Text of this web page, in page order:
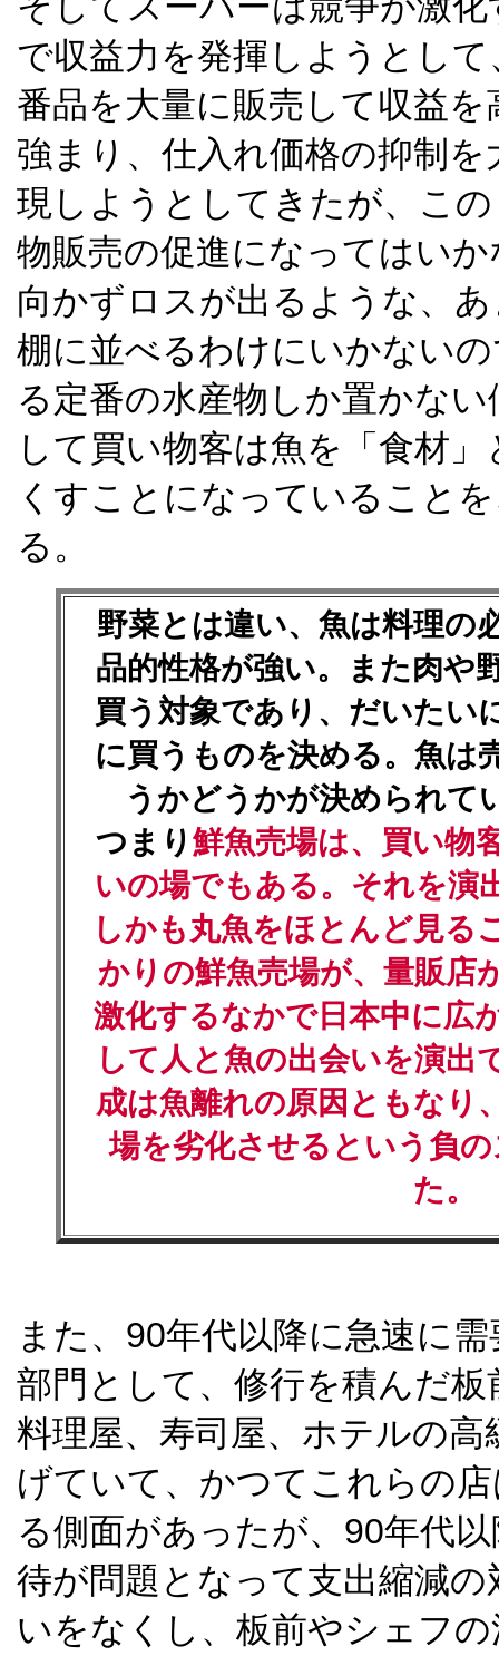
で収益力を発揮しようとし
番品を大量に販売して収益
強まり、仕入れ価格の抑制
現しようとしてきたが、こ
物販売の促進になってはい
向かずロスが出るような、
棚に並べるわけにいかない
る定番の水産物しか置かな
して買い物客は魚を「食材
くすことになっていること
る。
野菜とは違い、魚は料理の
品的性格が強い。また肉や
買う対象であり、だいたい
に買うものを決める。魚は
うかどうかが決められて
つまり鮮魚売場は、買い物
いの場でもある。それを演
しかも丸魚をほとんど見る
かりの鮮魚売場が、量販店
激化するなかで日本中に広
して人と魚の出会いを演出
成は魚離れの原因ともなり
場を劣化させるという負
た。
また、90年代以降に急速に
部門として、修行を積んだ
料理屋、寿司屋、ホテルの
げていて、かつてこれらの
る側面があったが、90年代
待が問題となって支出縮減
いをなくし、板前やシェフ